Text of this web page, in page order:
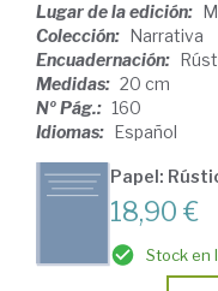
Lugar de la edición:
Colección: Narrativa
Encuadernación:
Medidas: 20 cm
Nº Pág.: 160
Idiomas: Español
Papel:
18,90 €
Stock en